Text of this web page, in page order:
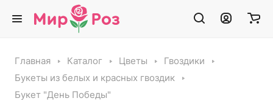
Главная Каталог Цветы
Гвоздики
Букеты из белых и красных гвоздик
Букет "День Победы"